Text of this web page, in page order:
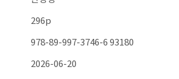
296p
978-89-997-3746-6 93180
2026-06-20